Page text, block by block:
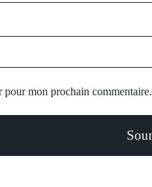
mon prochain commentaire.